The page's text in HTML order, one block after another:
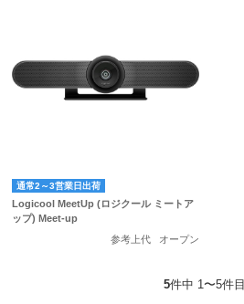
通常2～3営業日出荷
Logicool MeetUp (ロジクール ミートア
ップ) Meet-up
参考上代
オープン
5件中 1〜5件目